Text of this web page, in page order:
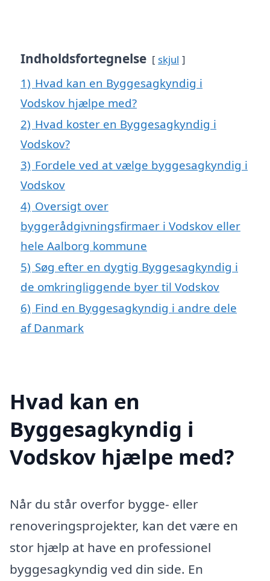
Indholdsfortegnelse skjul
1) Hvad kan en Byggesagkyndig i
Vodskov hjælpe med?
2) Hvad koster en Byggesagkyndig i
Vodskov?
3) Fordele ved at vælge byggesagkyndig i
Vodskov
4) Oversigt over
byggerådgivningsfirmaer i Vodskov eller
hele Aalborg kommune
5) Søg efter en dygtig Byggesagkyndig i
de omkringliggende byer til Vodskov
6) Find en Byggesagkyndig i andre dele
af Danmark
Hvad kan en
Byggesagkyndig i
Vodskov hjælpe med?
Når du står overfor bygge- eller
renoveringsprojekter, kan det være en
stor hjælp at have en professionel
byggesagkyndig ved din side. En